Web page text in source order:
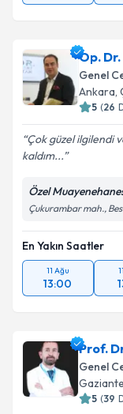
Op.
Genel
Ankara,
5 (26
Çok güzel ilgilendi
kaldım...
Özel
Çukurambar mah.,
En Yakın Saatler
11 Ağu
13:00
Prof.
Genel
5 (39